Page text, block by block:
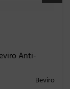
Anti-
Beviro